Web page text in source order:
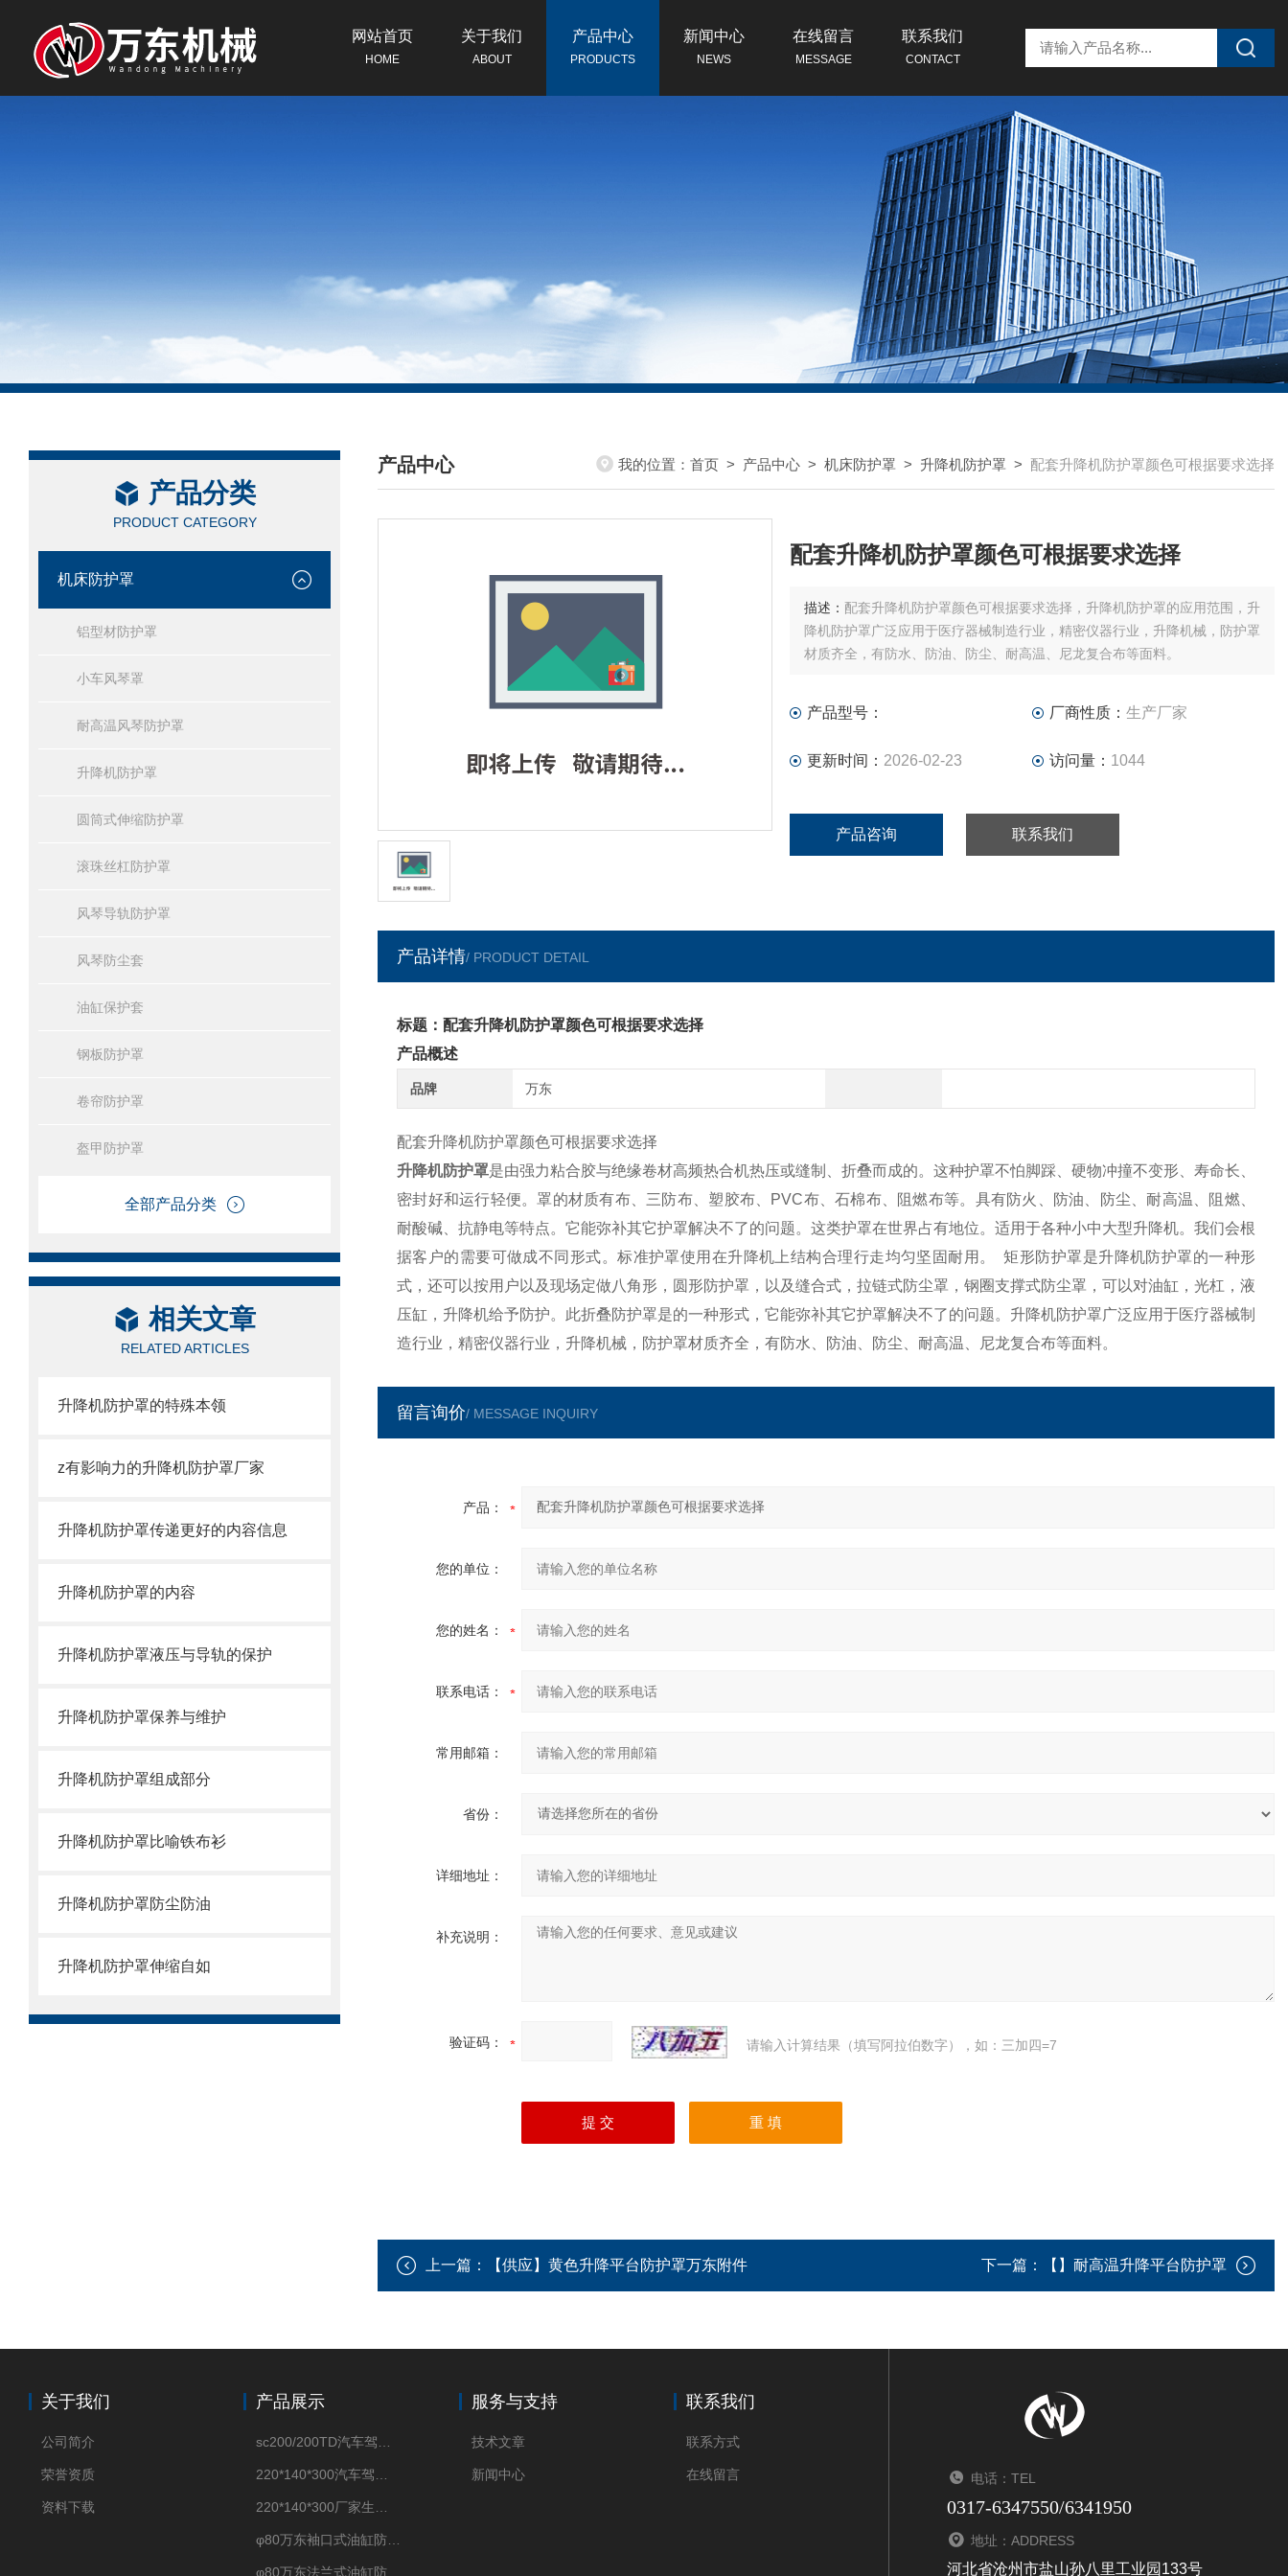
网站首页
HOME
关于我们
ABOUT
产品中心
PRODUCTS
新闻中心
NEWS
在线留言
MESSAGE
联系我们
CONTACT
产品分类
PRODUCT CATEGORY
机床防护罩
铝型材防护罩
小车风琴罩
耐高温风琴防护罩
升降机防护罩
圆筒式伸缩防护罩
滚珠丝杠防护罩
风琴导轨防护罩
风琴防尘套
油缸保护套
钢板防护罩
卷帘防护罩
盔甲防护罩
全部产品分类
相关文章
RELATED ARTICLES
升降机防护罩的特殊本领
z有影响力的升降机防护罩厂家
升降机防护罩传递更好的内容信息
升降机防护罩的内容
升降机防护罩液压与导轨的保护
升降机防护罩保养与维护
升降机防护罩组成部分
升降机防护罩比喻铁布衫
升降机防护罩防尘防油
升降机防护罩伸缩自如
产品中心
/ PRODUCTS CENTER
我的位置： 首页 > 产品中心 > 机床防护罩 > 升降机防护罩 > 配套升降机防护罩颜色可根据要求选择
配套升降机防护罩颜色可根据要求选择
描述： 配套升降机防护罩颜色可根据要求选择，升降机防护罩的应用范围，升
降机防护罩广泛应用于医疗器械制造行业，精密仪器行业，升降机械，防护罩
材质齐全，有防水、防油、防尘、耐高温、尼龙复合布等面料。
产品型号： 厂商性质： 生产厂家
更新时间： 2026-02-23 访问量： 1044
产品咨询 联系我们
产品详情/ PRODUCT DETAIL
标题：配套升降机防护罩颜色可根据要求选择
产品概述
品牌 万东
配套升降机防护罩颜色可根据要求选择
升降机防护罩是由强力粘合胶与绝缘卷材高频热合机热压或缝制、折叠而成的。这种护罩不怕脚踩、硬物冲撞不变形、寿命长、
密封好和运行轻便。罩的材质有布、三防布、塑胶布、 PVC布、石棉布、阻燃布等。具有防火、防油、防尘、耐高温、阻燃、
耐酸碱、抗静电等特点。它能弥补其它护罩解决不了的问题。这类护罩在世界占有地位。适用于各种小中大型升降机。我们会根
据客户的需要可做成不同形式。标准护罩使用在升降机上结构合理行走均匀坚固耐用。
矩形防护罩是升降机防护罩的一种形
式，还可以按用户以及现场定做八角形，圆形防护罩，以及缝合式，拉链式防尘罩，钢圈支撑式防尘罩，可以对油缸，光杠，液
压缸，升降机给予防护。此折叠防护罩是的一种形式，它能弥补其它护罩解决不了的问题。 升降机防护罩广泛应用于医疗器械制
造行业，精密仪器行业，升降机械，防护罩材质齐全，有防水、防油、防尘、耐高温、尼龙复合布等面料。
留言询价/ MESSAGE INQUIRY
产品：
您的单位：
您的姓名：
联系电话：
常用邮箱：
省份：
详细地址：
补充说明：
验证码： 请输入计算结果（填写阿拉伯数字），如：三加四=7
上一篇： 【供应】黄色升降平台防护罩万东附件 下一篇： 【】耐高温升降平台防护罩
关于我们
公司简介
荣誉资质
资料下载
产品展示 服务与支持
技术文章
新闻中心
联系我们
联系方式
在线留言 电话：TEL
0317-6347550/6341950
地址：ADDRESS
河北省沧州市盐山孙八里工业园133号